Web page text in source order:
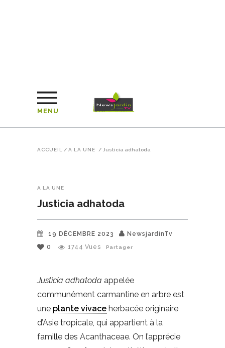
MENU
ACCUEIL / A LA UNE / Justicia adhatoda
A LA UNE
Justicia adhatoda
19 DÉCEMBRE 2023
NewsjardinTv
0
1744 Vues Partager
Justicia adhatoda appelée
communément carmantine en arbre est
une plante vivace herbacée originaire
d’Asie tropicale, qui appartient à la
famille des Acanthaceae. On l’apprécie